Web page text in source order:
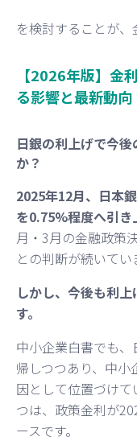
を検討することが、
【2026年版】金
る影響と最新動向
日銀の利上げで今
か？
2025年12月、日本
を0.75%程度へ引き
月・3月の金融政策
との判断が続いてい
しかし、今後も利
す。
中小企業白書でも
帰しつつあり、中
因として位置づけ
つは、政策金利が
ースです。